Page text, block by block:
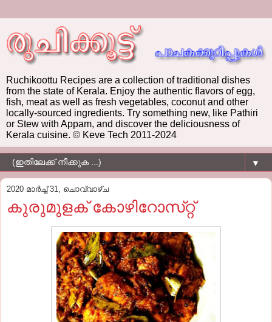
Ruchikoottu Recipes are a collection of traditional dishes
from the state of Kerala. Enjoy the authentic flavors of egg,
fish, meat as well as fresh vegetables, coconut and other
locally-sourced ingredients. Try something new, like Pathiri
or Stew with Appam, and discover the deliciousness of
Kerala cuisine. © Keve Tech 2011-2024
▼
2020 മാർച്ച് 31, ചൊവ്വാഴ്ച
കുരുമുളക്‌ കോഴിറോസ്‌റ്റ്